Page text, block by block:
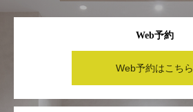
Web予約
Web予約はこちら